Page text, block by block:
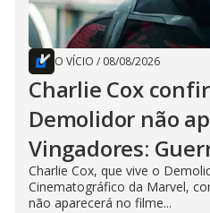
O VÍCIO / 08/08/2026
Charlie Cox
Demolidor não
Vingadores:
Charlie Cox, que vive o
Cinematográfico da Marvel,
não aparecerá no filme...